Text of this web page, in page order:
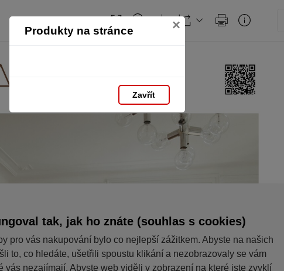
Produkty na stránce ×
Zavřít
tak, jak ho znáte (souhlas s cookies)
pro vás nakupování bylo co nejlepší zážitkem. Abyste na našich
to, co hledáte, ušetřili spoustu klikání a nezobrazovaly se vám
vás nezajímají. Abyste web viděli v zobrazení na které jste zvyklí